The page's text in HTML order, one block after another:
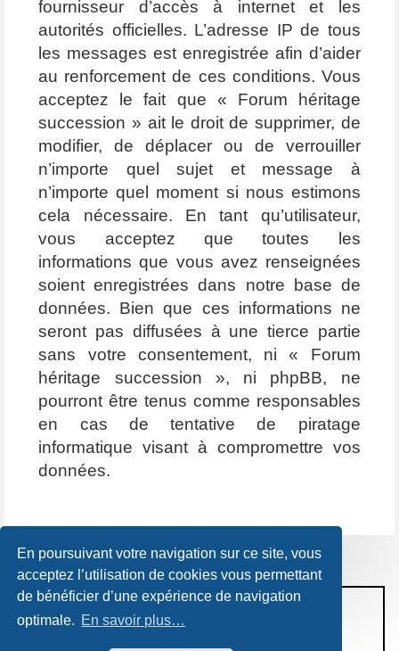
En poursuivant votre navigation sur ce site, vous
acceptez l’utilisation de cookies vous permettant
de bénéficier d’une expérience de navigation
optimale. En savoir plus…
fournisseur d’accès à internet et les
autorités officielles. L’adresse IP de tous
les messages est enregistrée afin d’aider
au renforcement de ces conditions. Vous
acceptez le fait que « Forum héritage
succession » ait le droit de supprimer, de
modifier, de déplacer ou de verrouiller
n’importe quel sujet et message à
n’importe quel moment si nous estimons
cela nécessaire. En tant qu’utilisateur,
vous acceptez que toutes les
informations que vous avez renseignées
soient enregistrées dans notre base de
données. Bien que ces informations ne
seront pas diffusées à une tierce partie
sans votre consentement, ni « Forum
héritage succession », ni phpBB, ne
pourront être tenus comme responsables
en cas de tentative de piratage
informatique visant à compromettre vos
données.
CONDITIONS D’UTILISATION
POLITIQUE DE VIE PRIVÉE